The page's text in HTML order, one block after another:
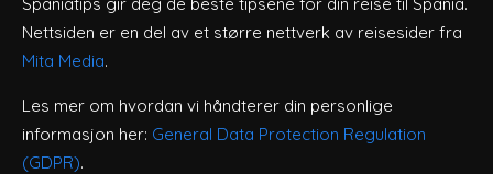
Nettsiden er en del av et større nettverk av reisesider fra
Mita Media.
Les mer om hvordan vi håndterer din personlige
informasjon her: General Data Protection Regulation
(GDPR).